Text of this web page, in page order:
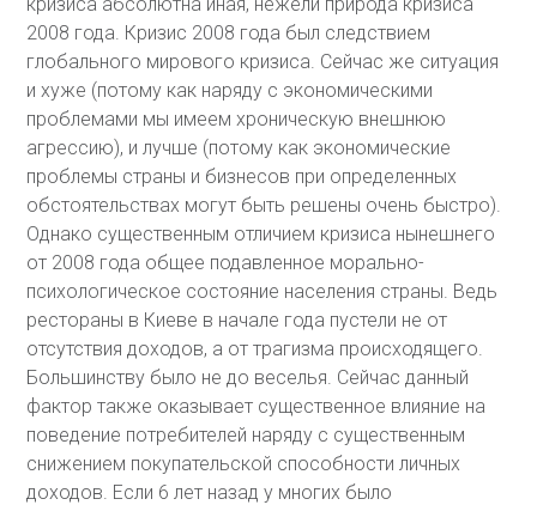
2008 года. Кризис 2008 года был следствием
глобального мирового кризиса. Сейчас же ситуация
и хуже (потому как наряду с экономическими
проблемами мы имеем хроническую внешнюю
агрессию), и лучше (потому как экономические
проблемы страны и бизнесов при определенных
обстоятельствах могут быть решены очень быстро).
Однако существенным отличием кризиса нынешнего
от 2008 года общее подавленное морально-
психологическое состояние населения страны. Ведь
рестораны в Киеве в начале года пустели не от
отсутствия доходов, а от трагизма происходящего.
Большинству было не до веселья. Сейчас данный
фактор также оказывает существенное влияние на
поведение потребителей наряду с существенным
снижением покупательской способности личных
доходов. Если 6 лет назад у многих было